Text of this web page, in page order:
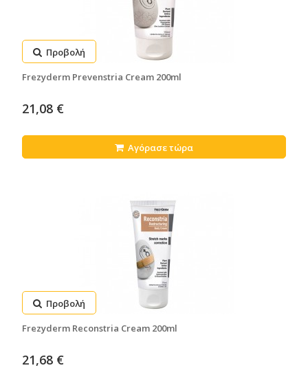
Προβολή
Frezyderm Prevenstria Cream 200ml
21,08 €
Αγόρασε τώρα
Προβολή
Frezyderm Reconstria Cream 200ml
21,68 €